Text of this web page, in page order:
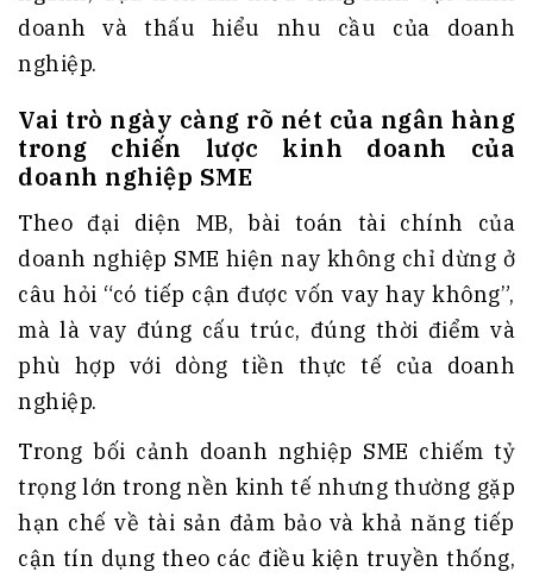
doanh và thấu hiểu nhu cầu của doanh
nghiệp.
Vai trò ngày càng rõ nét của ngân hàng
trong chiến lược kinh doanh của
doanh nghiệp SME
Theo đại diện MB, bài toán tài chính của
doanh nghiệp SME hiện nay không chỉ dừng ở
câu hỏi “có tiếp cận được vốn vay hay không”,
mà là vay đúng cấu trúc, đúng thời điểm và
phù hợp với dòng tiền thực tế của doanh
nghiệp.
Trong bối cảnh doanh nghiệp SME chiếm tỷ
trọng lớn trong nền kinh tế nhưng thường gặp
hạn chế về tài sản đảm bảo và khả năng tiếp
cận tín dụng theo các điều kiện truyền thống,